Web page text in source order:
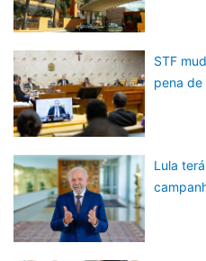
STF
pena
Lula